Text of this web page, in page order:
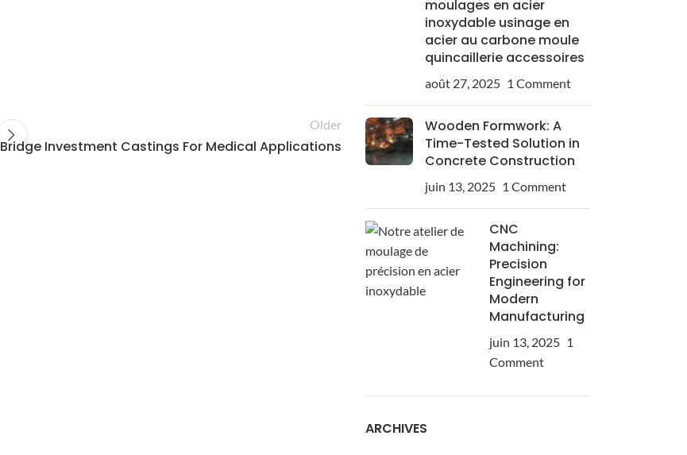
Older
Bridge Investment Castings For Medical Applications
moulages en acier
inoxydable usinage en
acier au carbone moule
quincaillerie accessoires
août 27, 2025 1 Comment
Wooden Formwork: A
Time-Tested Solution in
Concrete Construction
juin 13, 2025 1 Comment
CNC
Machining:
Precision
Engineering for
Modern
Manufacturing
juin 13, 2025 1
Comment
ARCHIVES